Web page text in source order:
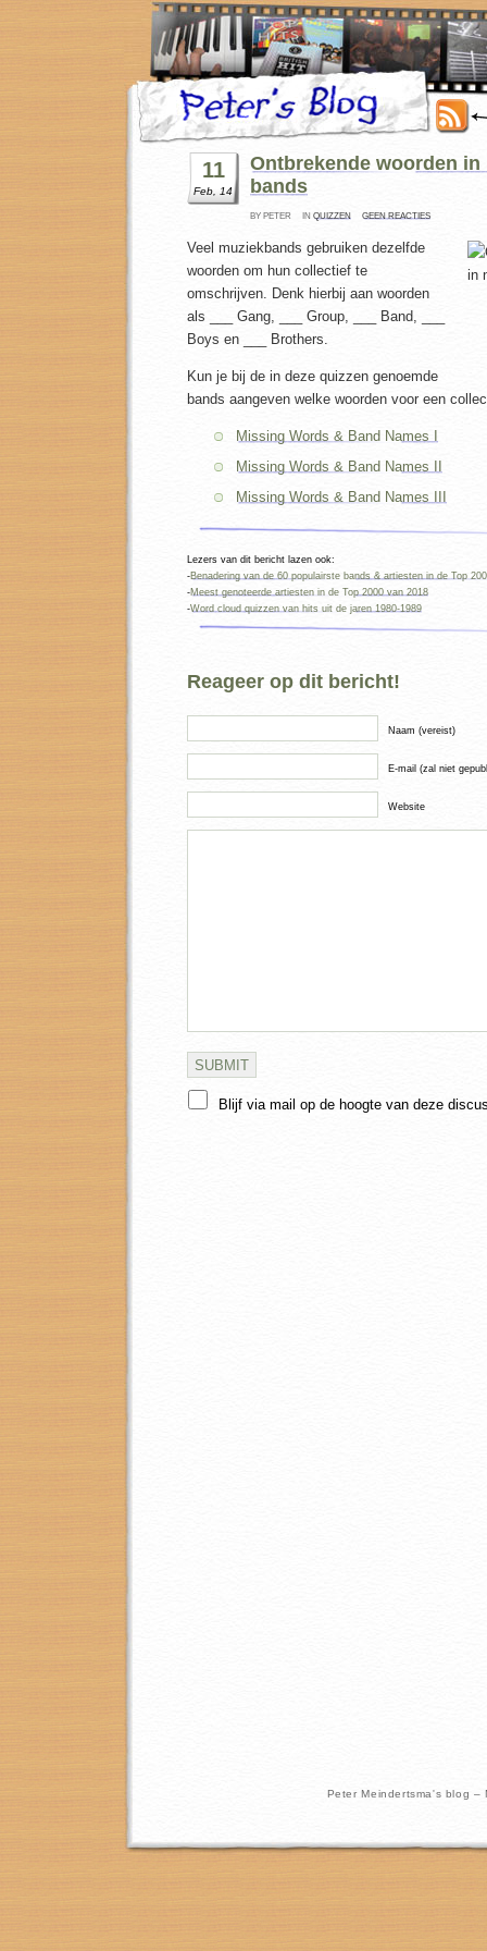
11
Feb, 14
Ontbrekende woorden in
bands
BY PETER IN QUIZZEN GEEN REACTIES
Veel muziekbands gebruiken dezelfde
woorden om hun collectief te
omschrijven. Denk hierbij aan woorden
als ___ Gang, ___ Group, ___ Band, ___
Boys en ___ Brothers.
Kun je bij de in deze quizzen genoemde
bands aangeven welke woorden voor een
Missing Words & Band Names I
Missing Words & Band Names II
Missing Words & Band Names III
Lezers van dit bericht lazen ook:
-Benadering van de 60 populairste bands & artiesten in de Top
-Meest genoteerde artiesten in de Top 2000 van 2018
-Word cloud quizzen van hits uit de jaren 1980-1989
Reageer op dit bericht!
Naam (vereist)
E-mail (zal niet
Website
Blijf via mail op de hoogte van deze
Peter Meindertsma's blog